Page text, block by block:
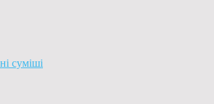
суміші